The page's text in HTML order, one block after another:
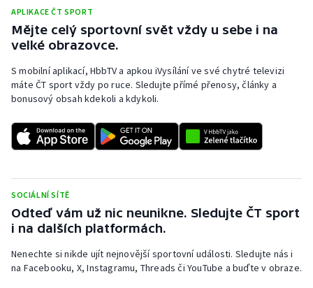
APLIKACE ČT SPORT
Mějte celý sportovní svět vždy u sebe i na
velké obrazovce.
S mobilní aplikací, HbbTV a apkou iVysílání ve své chytré televizi
máte ČT sport vždy po ruce. Sledujte přímé přenosy, články a
bonusový obsah kdekoli a kdykoli.
SOCIÁLNÍ SÍTĚ
Odteď vám už nic neunikne. Sledujte ČT sport
i na dalších platformách.
Nenechte si nikde ujít nejnovější sportovní události. Sledujte nás i
na Facebooku, X, Instagramu, Threads či YouTube a buďte v obraze.